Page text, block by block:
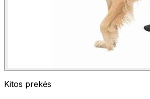
Kitos prekės